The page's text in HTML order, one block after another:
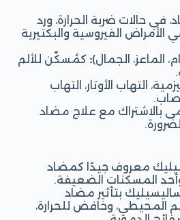
في حالات ضربة الحرارة، ورد
الأمراض الفيروسية والبكتيرية
الماعز، الجمال): كمُسكّن للألم
التهاب الأوتار، التهاب
بالاشتراك مع علاج مضاد
معروف جيدًا كمضاد
المسكنات الضعيفة.
بتأثير مضاد
المحيطي، وخافض للحرارة،